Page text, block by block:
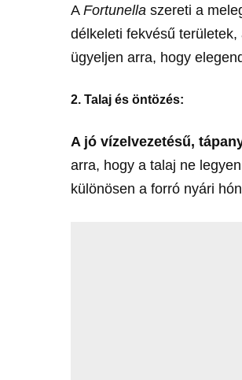
AFortunella szereti a
délkeleti fekvésű
ügyeljen arra, hogy
2. Talaj és öntözés:
A jó vízelvezetésű,
arra, hogy a talaj ne
különösen a forró nyári